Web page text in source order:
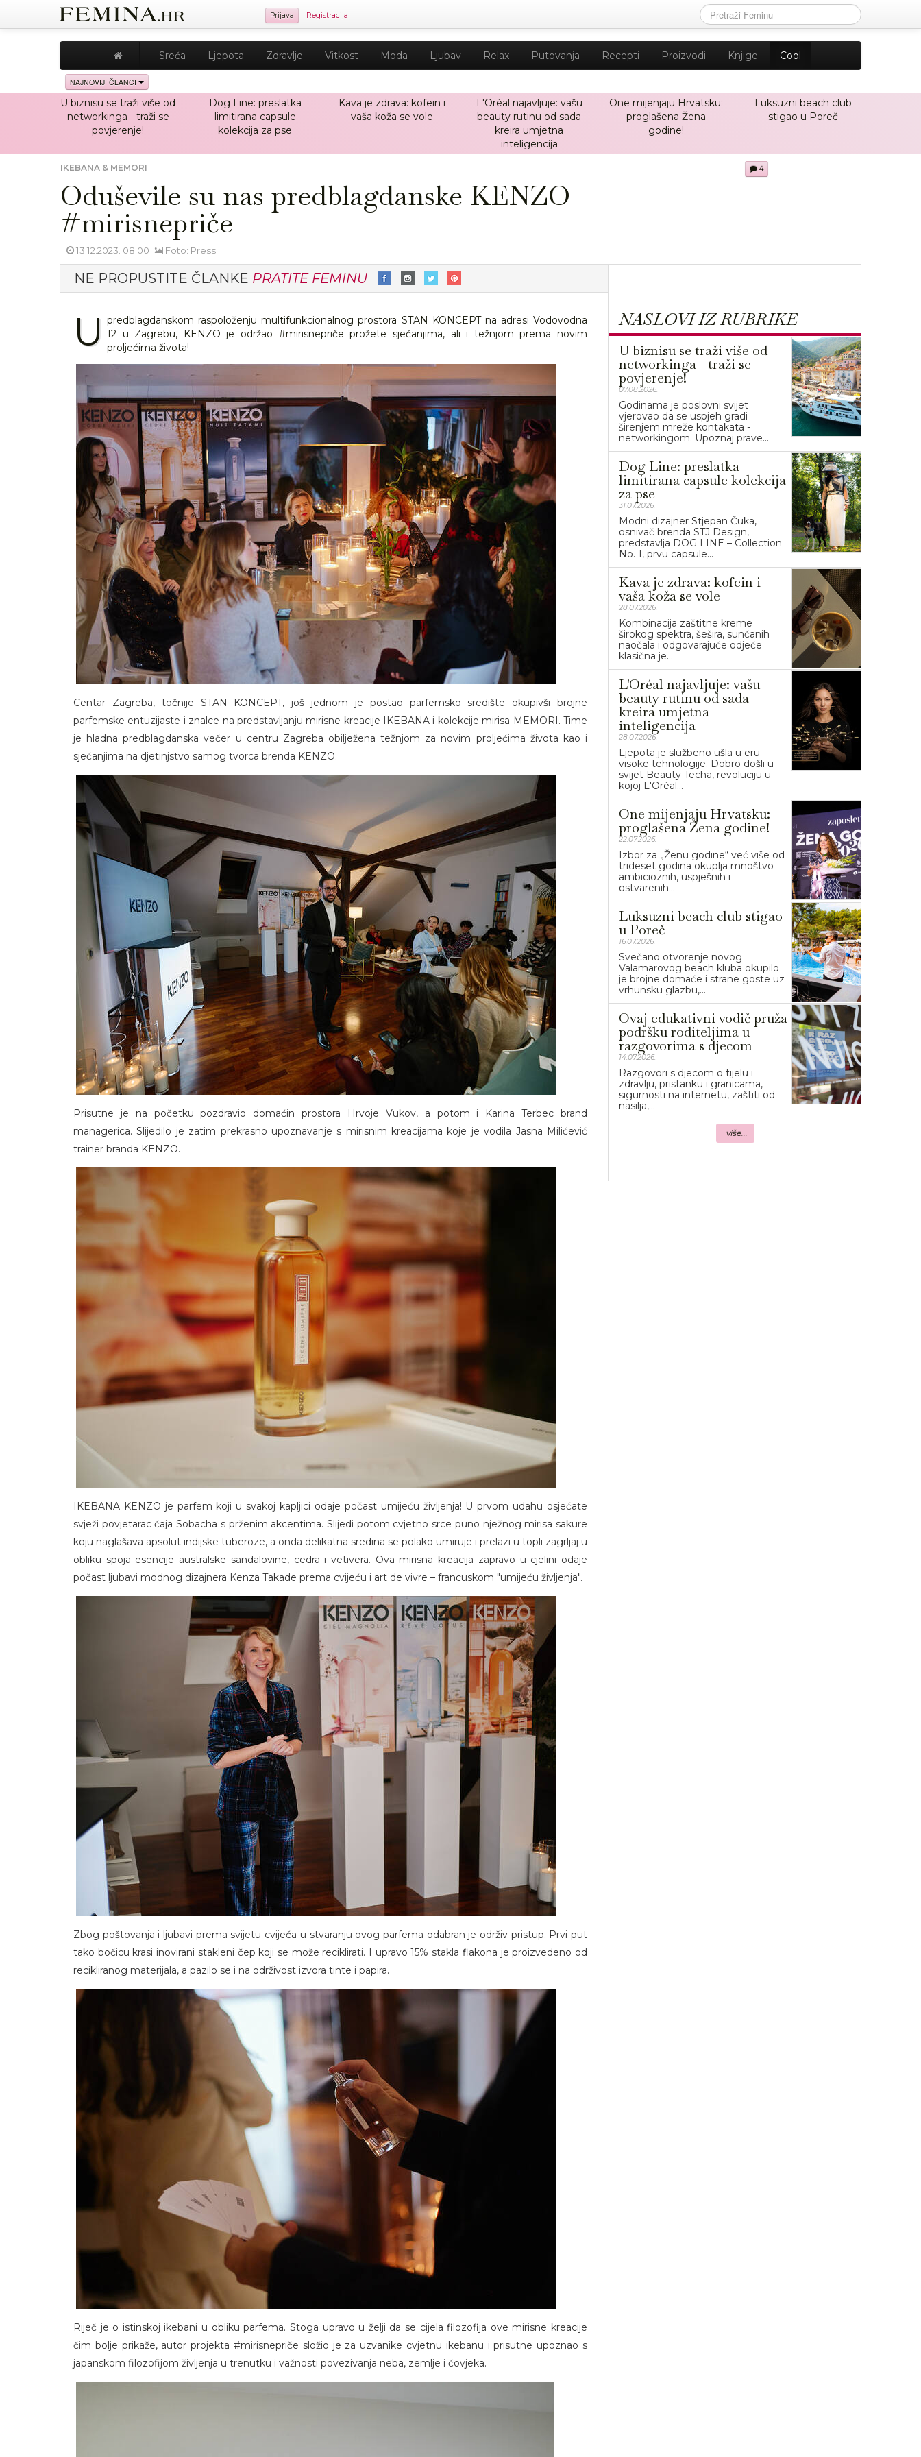
Prijava Registracija
Sreća Ljepota Zdravlje Vitkost Moda Ljubav Relax Putovanja Recepti Proizvodi Knjige Cool
NAJNOVIJI ČLANCI
U biznisu se traži više od
networkinga - traži se
povjerenje!
Dog Line: preslatka
limitirana capsule
kolekcija za pse
Kava je zdrava: kofein i
vaša koža se vole
L'Oréal najavljuje: vašu
beauty rutinu od sada
kreira umjetna
inteligencija
One mijenjaju Hrvatsku:
proglašena Žena
godine!
Luksuzni beach club
stigao u Poreč
IKEBANA & MEMORI
Oduševile su nas predblagdanske KENZO
#mirisnepriče
4
13.12.2023. 08:00 Foto: Press
NE PROPUSTITE ČLANKE PRATITE FEMINU
U predblagdanskom raspoloženju multifunkcionalnog prostora STAN KONCEPT na adresi Vodovodna
12 u Zagrebu, KENZO je održao #mirisnepriče prožete sjećanjima, ali i težnjom prema novim
proljećima života!
Centar Zagreba, točnije STAN KONCEPT, još jednom je postao parfemsko središte okupivši brojne
parfemske entuzijaste i znalce na predstavljanju mirisne kreacije IKEBANA i kolekcije mirisa MEMORI. Time
je hladna predblagdanska večer u centru Zagreba obilježena težnjom za novim proljećima života kao i
sjećanjima na djetinjstvo samog tvorca brenda KENZO.
Prisutne je na početku pozdravio domaćin prostora Hrvoje Vukov, a potom i Karina Terbec brand
managerica. Slijedilo je zatim prekrasno upoznavanje s mirisnim kreacijama koje je vodila Jasna Milićević
trainer branda KENZO.
IKEBANA KENZO je parfem koji u svakoj kapljici odaje počast umijeću življenja! U prvom udahu osjećate
svježi povjetarac čaja Sobacha s prženim akcentima. Slijedi potom cvjetno srce puno nježnog mirisa sakure
koju naglašava apsolut indijske tuberoze, a onda delikatna sredina se polako umiruje i prelazi u topli zagrljaj u
obliku spoja esencije australske sandalovine, cedra i vetivera. Ova mirisna kreacija zapravo u cjelini odaje
počast ljubavi modnog dizajnera Kenza Takade prema cvijeću i art de vivre – francuskom "umijeću življenja".
Zbog poštovanja i ljubavi prema svijetu cvijeća u stvaranju ovog parfema odabran je održiv pristup. Prvi put
tako bočicu krasi inovirani stakleni čep koji se može reciklirati. I upravo 15% stakla flakona je proizvedeno od
recikliranog materijala, a pazilo se i na održivost izvora tinte i papira.
Riječ je o istinskoj ikebani u obliku parfema. Stoga upravo u želji da se cijela filozofija ove mirisne kreacije
čim bolje prikaže, autor projekta #mirisnepriče složio je za uzvanike cvjetnu ikebanu i prisutne upoznao s
japanskom filozofijom življenja u trenutku i važnosti povezivanja neba, zemlje i čovjeka.
NASLOVI IZ RUBRIKE
U biznisu se traži više od
networkinga - traži se
povjerenje!
07.08.2026.
Godinama je poslovni svijet
vjerovao da se uspjeh gradi
širenjem mreže kontakata -
networkingom. Upoznaj prave...
Dog Line: preslatka
limitirana capsule kolekcija
za pse
31.07.2026.
Modni dizajner Stjepan Čuka,
osnivač brenda STJ Design,
predstavlja DOG LINE – Collection
No. 1, prvu capsule...
Kava je zdrava: kofein i
vaša koža se vole
28.07.2026.
Kombinacija zaštitne kreme
širokog spektra, šešira, sunčanih
naočala i odgovarajuće odjeće
klasična je...
L'Oréal najavljuje: vašu
beauty rutinu od sada
kreira umjetna
inteligencija
28.07.2026.
Ljepota je službeno ušla u eru
visoke tehnologije. Dobro došli u
svijet Beauty Techa, revoluciju u
kojoj L'Oréal...
One mijenjaju Hrvatsku:
proglašena Žena godine!
22.07.2026.
Izbor za „Ženu godine“ već više od
trideset godina okuplja mnoštvo
ambicioznih, uspješnih i
ostvarenih...
Luksuzni beach club stigao
u Poreč
16.07.2026.
Svečano otvorenje novog
Valamarovog beach kluba okupilo
je brojne domaće i strane goste uz
vrhunsku glazbu,...
Ovaj edukativni vodič pruža
podršku roditeljima u
razgovorima s djecom
14.07.2026.
Razgovori s djecom o tijelu i
zdravlju, pristanku i granicama,
sigurnosti na internetu, zaštiti od
nasilja,...
više...